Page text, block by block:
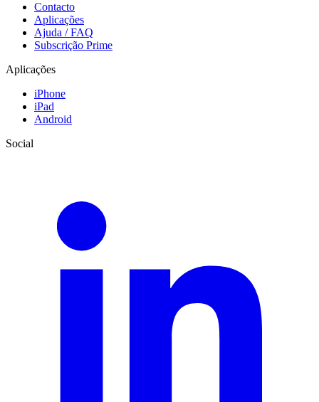
Contacto
Aplicações
Ajuda / FAQ
Subscrição Prime
Aplicações
iPhone
iPad
Android
Social